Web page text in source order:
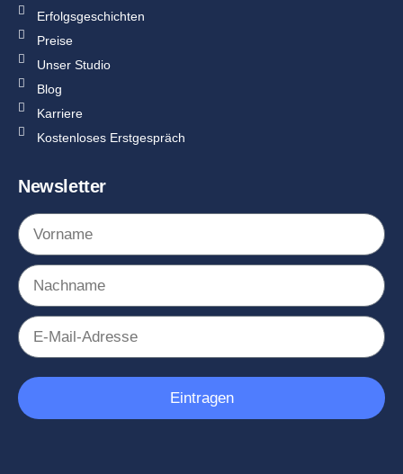
Erfolgsgeschichten
Preise
Unser Studio
Blog
Karriere
Kostenloses Erstgespräch
Newsletter
Eintragen